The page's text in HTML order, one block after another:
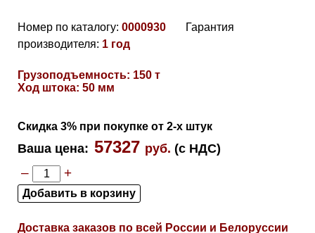
Номер по каталогу: 0000930
Гарантия
производителя: 1 год
Грузоподъемность: 150 т
Ход штока: 50 мм
Скидка 3% при покупке от 2-х штук
Ваша цена: 57327 руб.(с НДС)
– +
Доставка заказов по всей России и Белоруссии